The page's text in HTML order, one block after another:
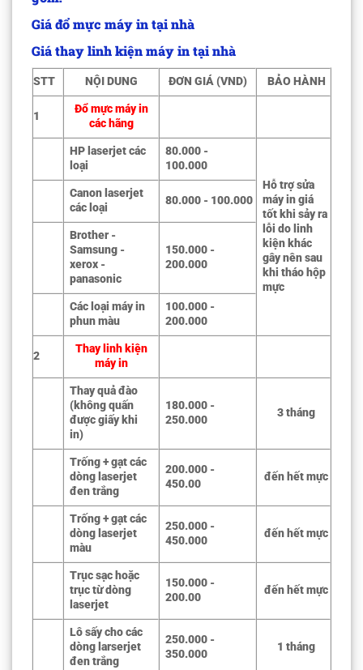
Giá đổ mực máy in tại nhà
Giá thay linh kiện máy in tại nhà
STT NỘI DUNG ĐƠN GIÁ (VND) BẢO HÀNH
1
Đổ mực máy in
các hãng
HP laserjet các
loại
80.000 -
100.000
Hỗ trợ sửa
máy in giá
tốt khi sảy ra
lỗi do linh
kiện khác
gây nên sau
khi tháo hộp
mực
Canon laserjet
các loại
80.000 - 100.000
Brother -
Samsung -
xerox -
panasonic
150.000 -
200.000
Các loại máy in
phun màu
100.000 -
200.000
2
Thay linh kiện
máy in
Thay quả đào
(không quấn
được giấy khi
in)
180.000 -
250.000
3 tháng
Trống + gạt các
dòng laserjet
đen trắng
200.000 -
450.00
đến hết mực
Trống + gạt các
dòng laserjet
màu
250.000 -
450.000
đến hết mực
Trục sạc hoặc
trục từ dòng
laserjet
150.000 -
200.00
đến hết mực
Lô sấy cho các
dòng larserjet
đen trắng
250.000 -
350.000
1 tháng